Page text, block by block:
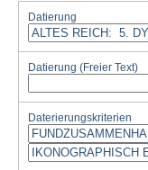
Datierung
Datierung (Freier Text)
Daterierungskriterien